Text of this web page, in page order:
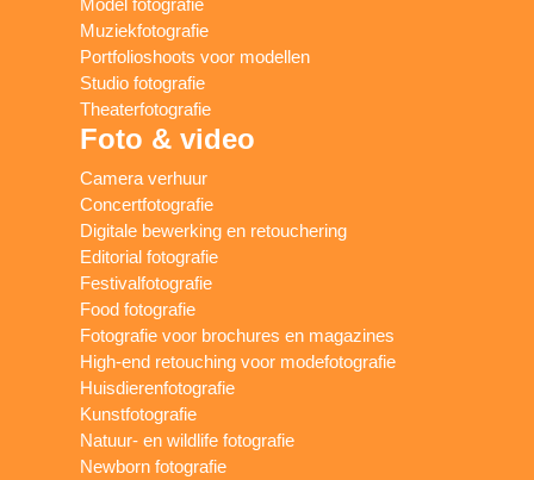
Muziekfotografie
Portfolioshoots voor modellen
Studio fotografie
Theaterfotografie
Foto & video
Camera verhuur
Concertfotografie
Digitale bewerking en retouchering
Editorial fotografie
Festivalfotografie
Food fotografie
Fotografie voor brochures en magazines
High-end retouching voor modefotografie
Huisdierenfotografie
Kunstfotografie
Natuur- en wildlife fotografie
Newborn fotografie